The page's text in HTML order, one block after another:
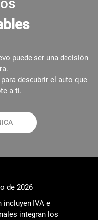
puede ser una decisión
descubrir el auto que
a ti.
de 2026
incluyen IVA e
integran los